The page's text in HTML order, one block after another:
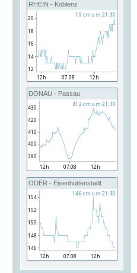
RHEIN - Koblenz
DONAU - Passau
ODER - Eisenhüttenstadt